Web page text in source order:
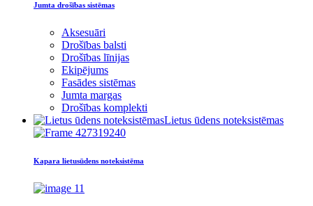
Jumta drošības sistēmas
Aksesuāri
Drošības balsti
Drošības līnijas
Ekipējums
Fasādes sistēmas
Jumta margas
Drošības komplekti
Lietus ūdens noteksistēmas
Kapara lietusūdens noteksistēma